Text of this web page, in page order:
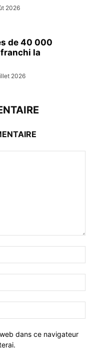
2026
de 40 000
la
2026
dans ce navigateur